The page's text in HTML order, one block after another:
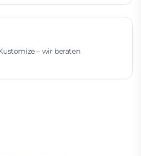
– wir beraten